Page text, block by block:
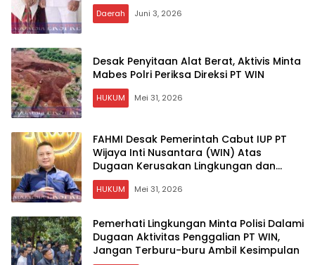
Daerah Juni 3, 2026
Desak Penyitaan Alat Berat, Aktivis Minta
Mabes Polri Periksa Direksi PT WIN
HUKUM Mei 31, 2026
FAHMI Desak Pemerintah Cabut IUP PT
Wijaya Inti Nusantara (WIN) Atas
Dugaan Kerusakan Lingkungan dan
Ancaman Keselamatan Masyarakat
HUKUM Mei 31, 2026
Pemerhati Lingkungan Minta Polisi Dalami
Dugaan Aktivitas Penggalian PT WIN,
Jangan Terburu-buru Ambil Kesimpulan